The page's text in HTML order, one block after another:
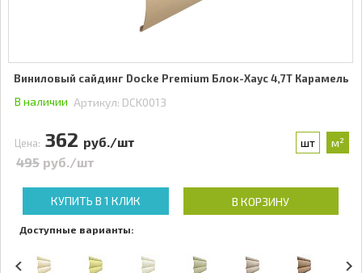
Виниловый сайдинг Docke Premium Блок-Хаус 4,7Т Карамель
В наличии Артикул: DCK0013
Цена: 362 руб./шт шт м²
495 руб./шт
КУПИТЬ В 1 КЛИК В КОРЗИНУ
Доступные варианты: